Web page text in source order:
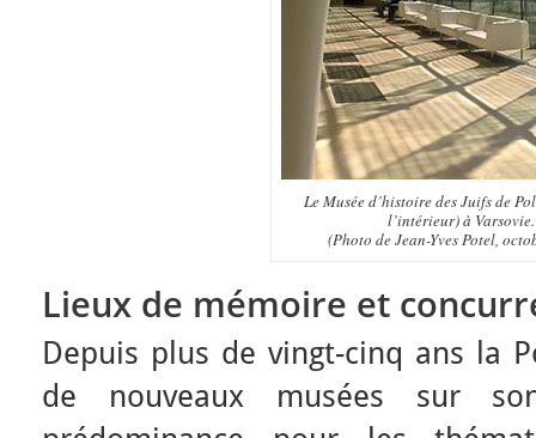
Le Musée d’histoire des Juifs de
l’intérieur) à Varsovie.
(Photo de Jean-Yves Potel,
Lieux de mémoire et
Depuis plus de vingt-cinq ans la
de nouveaux musées sur